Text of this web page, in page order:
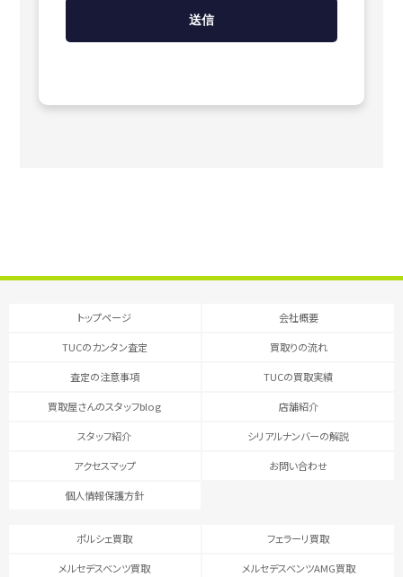
トップページ 会社概要
TUCのカンタン査定 買取りの流れ
査定の注意事項 TUCの買取実績
買取屋さんのスタッフblog 店舗紹介
スタッフ紹介 シリアルナンバーの解説
アクセスマップ お問い合わせ
個人情報保護方針
ポルシェ買取 フェラーリ買取
メルセデスベンツ買取 メルセデスベンツAMG買取